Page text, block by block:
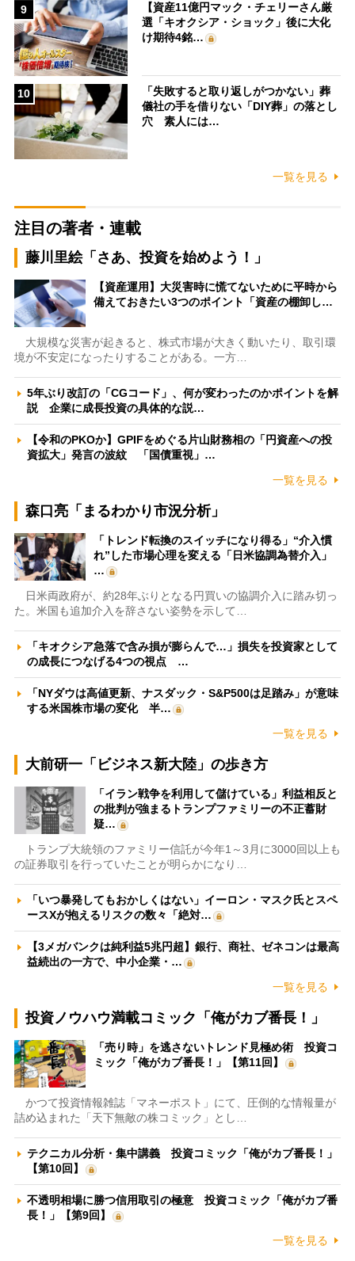
9
【資産11億円マック・チェリーさん厳
選「キオクシア・ショック」後に大化
け期待4銘…
10
「失敗すると取り返しがつかない」葬
儀社の手を借りない「DIY葬」の落とし
穴 素人には…
一覧を見る
注目の著者・連載
藤川里絵「さあ、投資を始めよう！」
【資産運用】大災害時に慌てないために平時から
備えておきたい3つのポイント「資産の棚卸し…
大規模な災害が起きると、株式市場が大きく動いたり、取引環
境が不安定になったりすることがある。一方…
5年ぶり改訂の「CGコード」、何が変わったのかポイントを解
説 企業に成長投資の具体的な説…
【令和のPKOか】GPIFをめぐる片山財務相の「円資産への投
資拡大」発言の波紋 「国債重視」…
一覧を見る
森口亮「まるわかり市況分析」
「トレンド転換のスイッチになり得る」“介入慣
れ”した市場心理を変える「日米協調為替介入」
…
日米両政府が、約28年ぶりとなる円買いの協調介入に踏み切っ
た。米国も追加介入を辞さない姿勢を示して…
「キオクシア急落で含み損が膨らんで…」損失を投資家として
の成長につなげる4つの視点 …
「NYダウは高値更新、ナスダック・S&P500は足踏み」が意味
する米国株市場の変化 半…
一覧を見る
大前研一「ビジネス新大陸」の歩き方
「イラン戦争を利用して儲けている」利益相反と
の批判が強まるトランプファミリーの不正蓄財
疑…
トランプ大統領のファミリー信託が今年1～3月に3000回以上も
の証券取引を行っていたことが明らかになり…
「いつ暴発してもおかしくはない」イーロン・マスク氏とスペ
ースXが抱えるリスクの数々「絶対…
【3メガバンクは純利益5兆円超】銀行、商社、ゼネコンは最高
益続出の一方で、中小企業・…
一覧を見る
投資ノウハウ満載コミック「俺がカブ番長！」
「売り時」を逃さないトレンド見極め術 投資コ
ミック「俺がカブ番長！」【第11回】
かつて投資情報雑誌「マネーポスト」にて、圧倒的な情報量が
詰め込まれた「天下無敵の株コミック」とし…
テクニカル分析・集中講義 投資コミック「俺がカブ番長！」
【第10回】
不透明相場に勝つ信用取引の極意 投資コミック「俺がカブ番
長！」【第9回】
一覧を見る